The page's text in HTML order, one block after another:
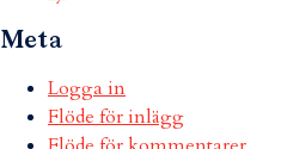
Meta
Logga in
Flöde för inlägg